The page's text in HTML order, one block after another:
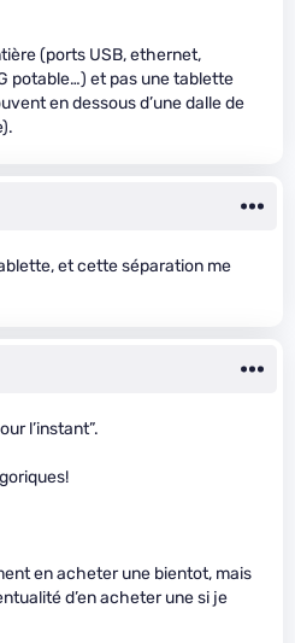
(ports USB, ethernet,
potable…) et pas une tablette
en dessous d’une dalle de
et cette séparation me
l’instant”.
en acheter une bientot, mais
d’en acheter une si je